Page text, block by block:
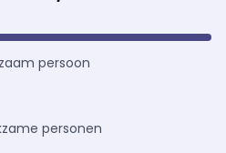
persoon
personen